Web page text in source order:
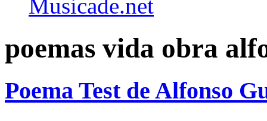
Musicade.net
poemas vida obra
Poema Test de Alfonso